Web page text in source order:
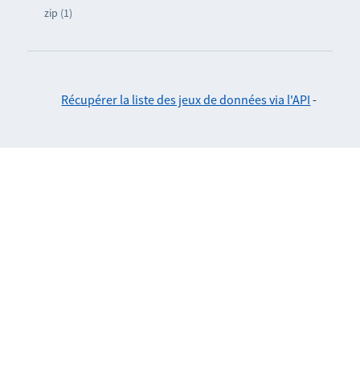
zip (1)
Récupérer la liste des jeux de données via l'API -